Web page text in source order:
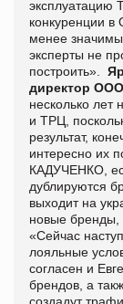
эксплуатацию
конкуренции в
менее
эксперты не
построить».
директор
несколько лет
и ТРЦ,
результат,
интересно их
КАДУЧЕНКО,
дублируются
выходит на
новые бренды,
«Сейчас
лояльные
согласен и
брендов, а
создадут